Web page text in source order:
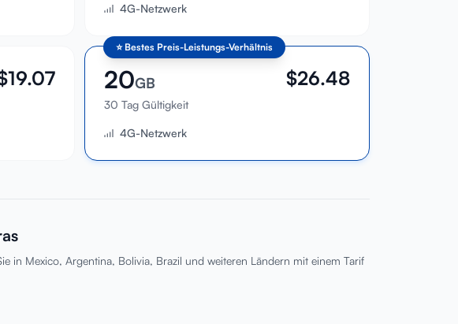
4G-Netzwerk
19.07
⭐ Bestes Preis-Leistungs-Verhältnis
20GB
30 Tag Gültigkeit
$26.48
4G-Netzwerk
in Mexico, Argentina, Bolivia, Brazil und weiteren Ländern mit einem Tarif